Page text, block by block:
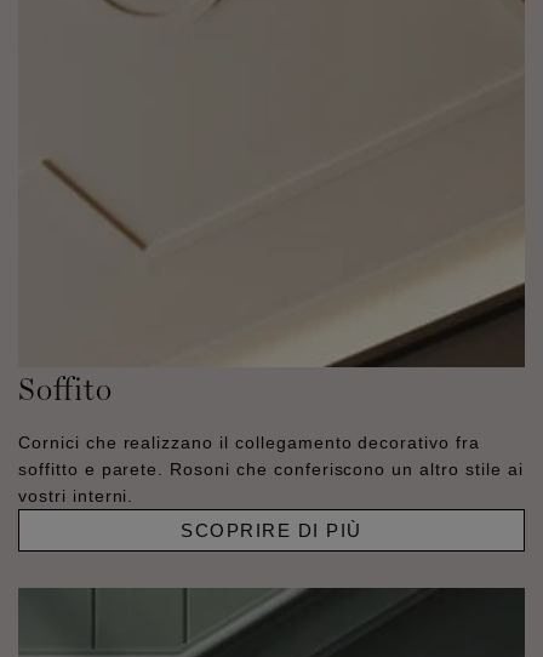
Soffito
Cornici che realizzano il collegamento decorativo fra
soffitto e parete. Rosoni che conferiscono un altro stile ai
vostri interni.
SCOPRIRE DI PIÙ